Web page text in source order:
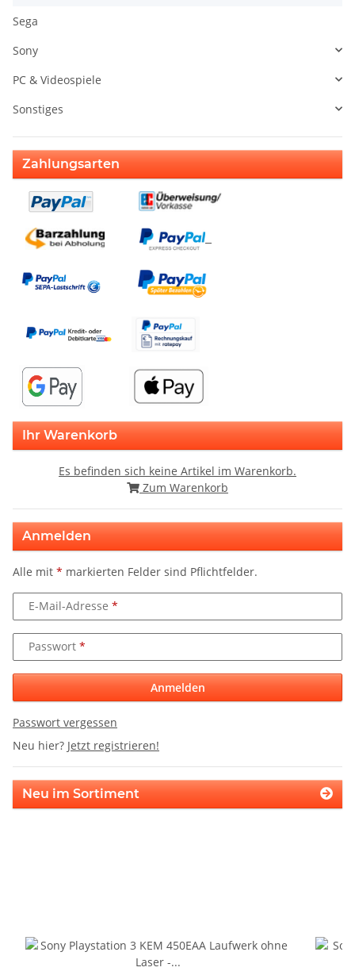
Sega
Sony
PC & Videospiele
Sonstiges
Zahlungsarten
Ihr Warenkorb
Es befinden sich keine Artikel im Warenkorb.
Zum Warenkorb
Anmelden
Alle mit * markierten Felder sind Pflichtfelder.
E-Mail-Adresse
Passwort
Anmelden
Passwort vergessen
Neu hier? Jetzt registrieren!
Neu im Sortiment